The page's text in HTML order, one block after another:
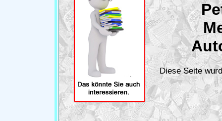
ARTIKEL
Über das
Veröffentlichen von
Büchern
Ein Erfahrungsbericht
mit BoD
Diese Seite